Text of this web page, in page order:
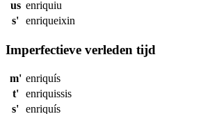
us enriquiu
s' enriqueixin
Imperfectieve verleden tijd
m' enriquís
t'
enriquissis
s' enriquís